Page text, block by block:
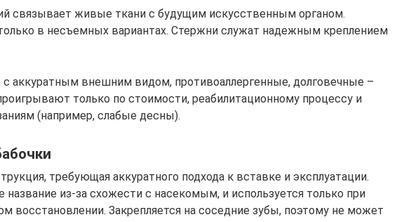
связывает живые ткани с будущим искусственным органом.
в несъемных вариантах. Стержни служат надежным креплением
с аккуратным внешним видом, противоаллергенные, долговечные –
только по стоимости, реабилитационному процессу и
(например, слабые десны).
требующая аккуратного подхода к вставке и эксплуатации.
название из-за схожести с насекомым, и используется только при
восстановлении. Закрепляется на соседние зубы, поэтому не может